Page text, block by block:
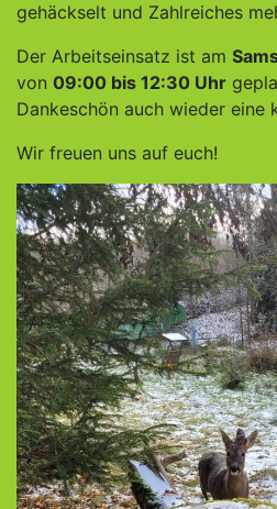
gehäckselt und Zahlreiches
Der Arbeitseinsatz ist am
von 09:00 bis 12:30 Uhr
Dankeschön auch wieder eine
Wir freuen uns auf euch!